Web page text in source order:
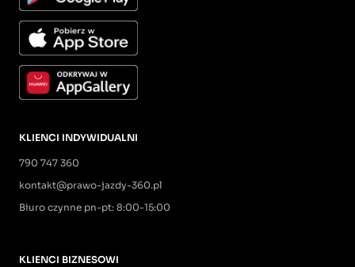
KLIENCI INDYWIDUALNI
790 747 360
kontakt@prawo-jazdy-360.pl
Biuro czynne pn-pt: 8:00-15:00
KLIENCI BIZNESOWI